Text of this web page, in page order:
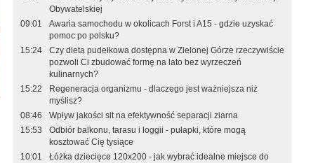
Obywatelskiej
09:01
Awaria samochodu w okolicach Forst i A15 - gdzie uzyskać
pomoc po polsku?
15:24
Czy dieta pudełkowa dostępna w Zielonej Górze rzeczywiście
pozwoli Ci zbudować formę na lato bez wyrzeczeń
kulinarnych?
15:22
Regeneracja organizmu - dlaczego jest ważniejsza niż
myślisz?
08:46
Wpływ jakości sit na efektywność separacji ziarna
15:53
Odbiór balkonu, tarasu i loggii - pułapki, które mogą
kosztować Cię tysiące
10:01
Łóżka dziecięce 120x200 - jak wybrać idealne miejsce do